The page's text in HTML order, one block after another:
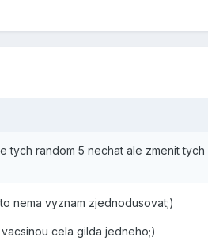
tych random 5 nechat ale zmenit
nema vyznam zjednodusovat;)
cela gilda jedneho;)